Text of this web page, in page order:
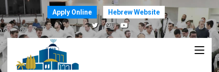
Apply Online Hebrew Website